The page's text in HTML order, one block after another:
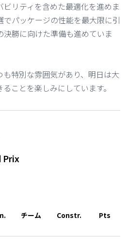
リティを含めた最適化を進めま
でパッケージの性能を最大限に引
決勝に向けた準備も進めていま
特別な雰囲気があり、明日は大
ことを楽しみにしています。
Prix
チーム Constr. Pts